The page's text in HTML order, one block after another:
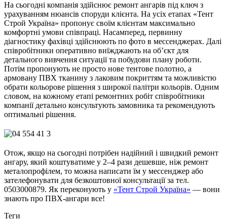
На сьогодні компанія здійснює ремонт ангарів під ключ з
урахуванням нюансів споруди клієнта. На усіх етапах «Тент
Строй Україна» пропонує своїм клієнтам максимально
комфортні умови співпраці. Насамперед, первинну
діагностику фахівці здійснюють по фото в мессенджерах. Далі
співробітники оперативно виїжджають на об’єкт для
детального вивчення ситуації та побудови плану роботи.
Потім пропонують не просто нове тентове полотно, а
армовану ПВХ тканину з лаковим покриттям та можливістю
обрати кольорове рішення з широкої палітри кольорів. Одним
словом, на кожному етапі ремонтних робіт співробітники
компанії детально консультують замовника та рекомендують
оптимальні рішення.
Отож, якщо на сьогодні потрібен надійний і швидкий ремонт
ангару, який коштуватиме у 2–4 рази дешевше, ніж ремонт
металопрофілем, то можна написати їм у мессенджер або
зателефонувати для безкоштовної консультації за тел.
0503000879. Як переконують у «Тент Строй Україна» — вони
знають про ПВХ-ангари все!
Теги